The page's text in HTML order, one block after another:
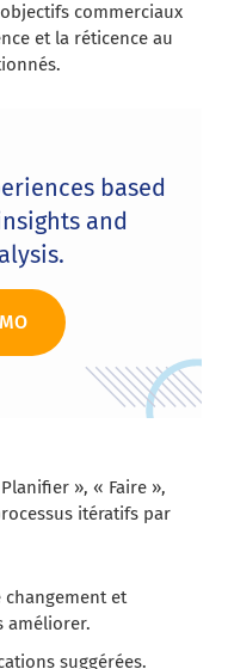
commerciaux
et la réticence au
based
and
», « Faire »,
itératifs par
changement et
améliorer.
suggérées.